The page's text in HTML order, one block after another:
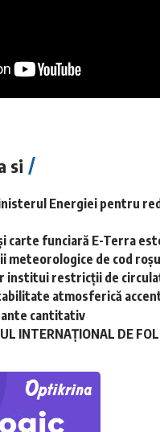
si
Energiei pentru
carte funciară E-Terra
meteorologice de cod
institui restricții de
atmosferică
cantitativ
INTERNAȚIONAL DE